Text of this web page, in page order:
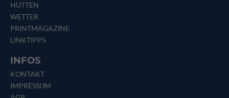
HÜTTEN
WETTER
PRINTMAGAZINE
LINKTIPPS
INFOS
KONTAKT
IMPRESSUM